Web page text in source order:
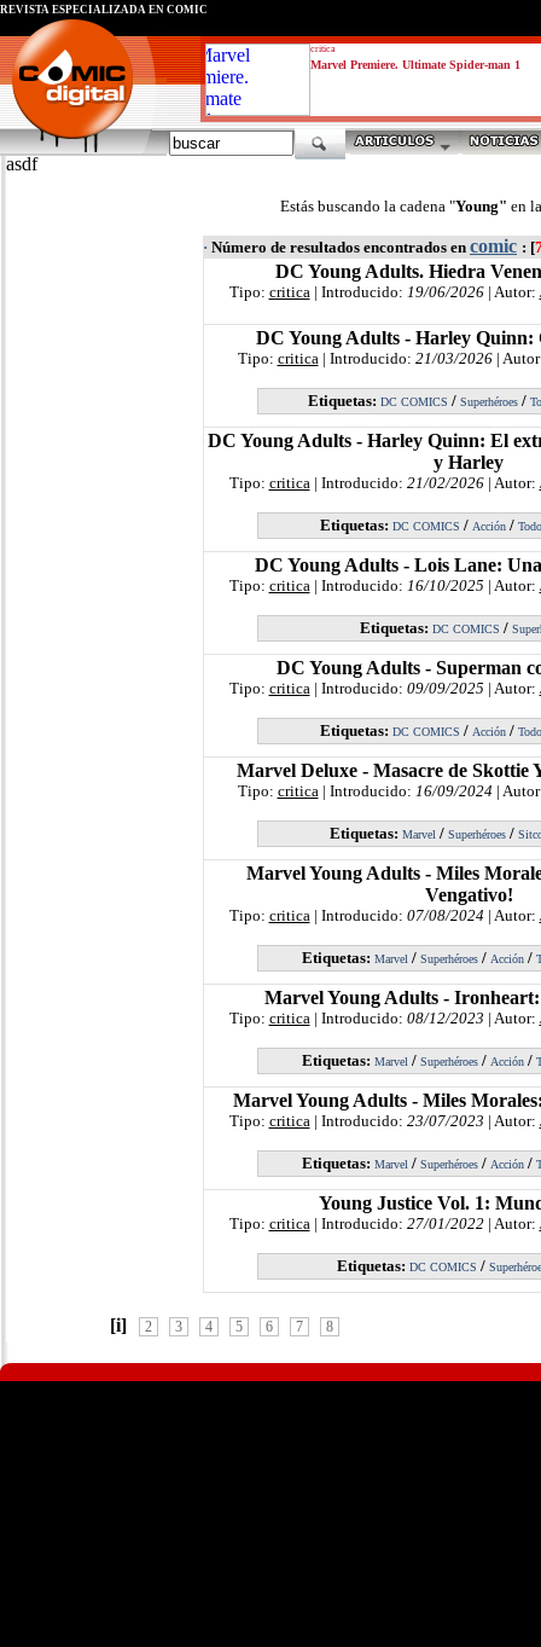
critica
Marvel Premiere. Ultimate Spider-man 1
REVISTA ESPECIALIZADA EN CÓMIC
asdf
Estás buscando la cadena "Young" en
· Número de resultados encontrados en comic : [
DC Young Adults. Hiedra
Tipo: critica| Introducido: 19/06/2026| Autor:
DC Young Adults - Harley Quinn:
Tipo: critica| Introducido: 21/03/2026|
Etiquetas: DC COMICS / Superhéroes/
DC Young Adults - Harley Quinn: El
y Harley
Tipo: critica| Introducido: 21/02/2026| Autor:
Etiquetas: DC COMICS / Acción/
DC Young Adults - Lois Lane:
Tipo: critica| Introducido: 16/10/2025 | Autor:
Etiquetas: DC COMICS /
DC Young Adults - Superman
Tipo: critica| Introducido: 09/09/2025 | Autor:
Etiquetas: DC COMICS / Acción/
Marvel Deluxe - Masacre de Skottie
Tipo: critica| Introducido: 16/09/2024|
Etiquetas: Marvel / Superhéroes /
Marvel Young Adults - Miles
Vengativo!
Tipo: critica| Introducido: 07/08/2024| Autor:
Etiquetas: Marvel/ Superhéroes/ Acción/
Marvel Young Adults -
Tipo: critica| Introducido: 08/12/2023 | Autor:
Etiquetas: Marvel/ Superhéroes/ Acción/
Marvel Young Adults - Miles
Tipo: critica| Introducido: 23/07/2023 | Autor:
Etiquetas: Marvel/ Superhéroes/ Acción/
Young Justice Vol. 1:
Tipo: critica| Introducido: 27/01/2022| Autor:
Etiquetas: DC COMICS /
[i] 2 3 4 5 6 7 8